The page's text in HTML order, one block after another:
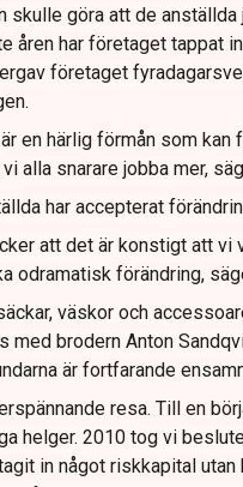
skulle göra att de
åren har företaget tappat
företaget
en härlig förmån som kan
alla snarare jobba mer,
har accepterat
att det är konstigt att
odramatisk förändring,
väskor och
med brodern Anton
är fortfarande
resa. Till en
helger. 2010 tog vi
in något riskkapital